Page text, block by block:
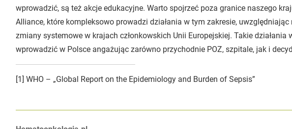
wprowadzić, są też akcje edukacyjne. Warto spojrzeć poza granice naszego
Alliance, które kompleksowo prowadzi działania w tym zakresie,
zmiany systemowe w krajach członkowskich Unii Europejskiej. Takie działania
wprowadzić w Polsce angażując zarówno przychodnie POZ, szpitale, jak i
[1] WHO – „Global Report on the Epidemiology and Burden of Sepsis”